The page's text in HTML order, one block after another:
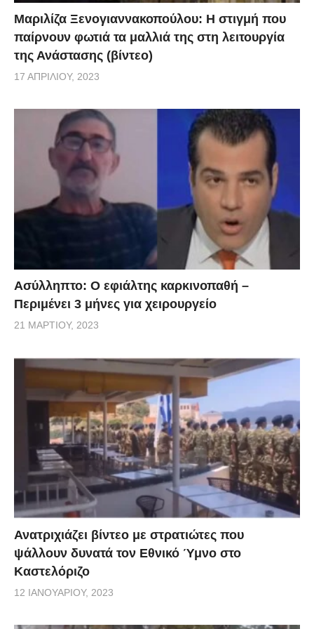
Μαριλίζα Ξενογιαννακοπούλου: Η στιγμή που
παίρνουν φωτιά τα μαλλιά της στη λειτουργία
της Ανάστασης (βίντεο)
17 ΑΠΡΙΛΊΟΥ, 2023
Ασύλληπτο: Ο εφιάλτης καρκινοπαθή –
Περιμένει 3 μήνες για χειρουργείο
21 ΜΑΡΤΊΟΥ, 2023
Ανατριχιάζει βίντεο με στρατιώτες που
ψάλλουν δυνατά τον Εθνικό Ύμνο στο
Καστελόριζο
12 ΙΑΝΟΥΑΡΊΟΥ, 2023